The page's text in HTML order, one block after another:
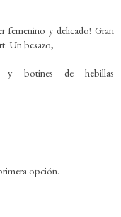
femenino y delicado! Gran
Un besazo,
botines de hebillas
opción.